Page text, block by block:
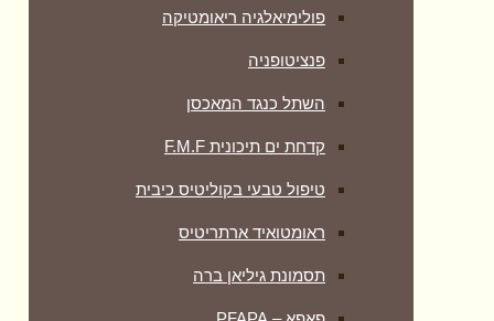
פולימיאלגיה ריאומטיקה
‏פנציטופניה
השתל כנגד המאכסן
קדחת ים תיכונית F.M.F
טיפול טבעי בקוליטיס כיבית
ראומטואיד ארתריטיס
תסמונת גיליאן ברה